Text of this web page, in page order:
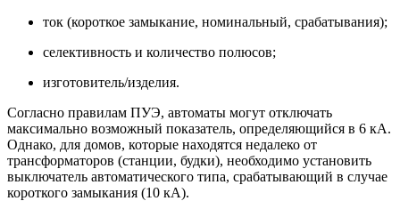
ток (короткое замыкание, номинальный, срабатывания);
селективность и количество полюсов;
изготовитель/изделия.
Согласно правилам ПУЭ, автоматы могут отключать
максимально возможный показатель, определяющийся в 6 кА.
Однако, для домов, которые находятся недалеко от
трансформаторов (станции, будки), необходимо установить
выключатель автоматического типа, срабатывающий в случае
короткого замыкания (10 кА).